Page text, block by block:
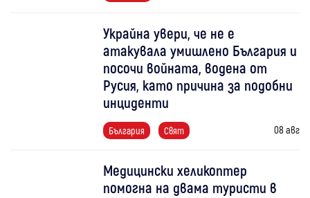
Украйна увери, че не е
атакувала умишлено България и
посочи войната, водена от
Русия, като причина за подобни
инциденти
България Свят 08 авг
Медицински хеликоптер
помогна на двама туристи в